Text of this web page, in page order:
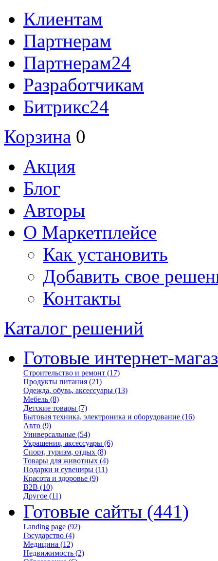
Клиентам
Партнерам
Партнерам24
Разработчикам
Битрикс24
Корзина 0
Акция
Блог
Авторы
О Маркетплейсе
Как установить
Добавить свое
Контакты
Каталог решений
Готовые интернет-
Строительство и ремонт (17)
Продукты питания (21)
Одежда, обувь, аксессуары (13)
Мебель (8)
Детские товары (7)
Бытовая техника, электроника и оборудование (16)
Авто (9)
Универсальные (54)
Украшения, аксессуары (6)
Спорт, туризм, отдых (8)
Товары для животных (4)
Подарки и сувениры (11)
Красота и здоровье (9)
B2B (10)
Другое (11)
Готовые сайты (441)
Landing page (92)
Государство (4)
Медицина (12)
Недвижимость (2)